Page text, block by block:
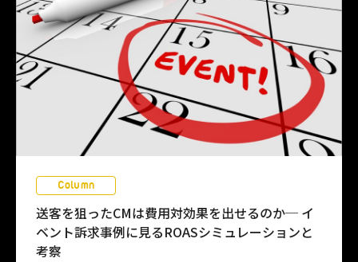
Column
送客を狙ったCMは費用対効果を出せるのか─ イ
ベント訴求事例に見るROASシミュレーションと
考察